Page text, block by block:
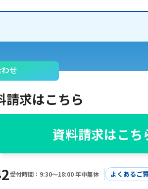
シーポリシー 広告掲載のご案内
せ
請求はこちら
資料請求はこち
受付時間：9:30〜18:00 年中無休 よくあるご